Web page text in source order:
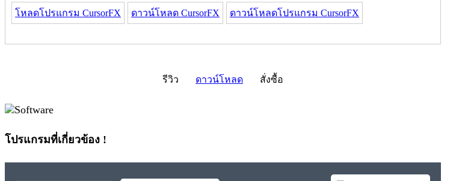
โหลดโปรแกรม CursorFX ดาวน์โหลด CursorFX ดาวน์โหลดโปรแกรม CursorFX
รีวิว ดาวน์โหลด สั่งซื้อ
โปรแกรมที่เกี่ยวข้อง !